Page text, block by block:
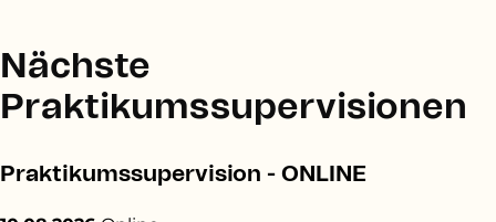
Nächste
Praktikumssupervisionen
Praktikumssupervision - ONLINE